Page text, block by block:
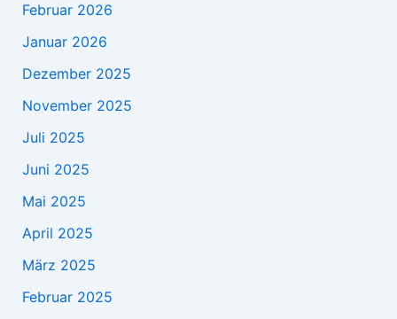
Februar 2026
Januar 2026
Dezember 2025
November 2025
Juli 2025
Juni 2025
Mai 2025
April 2025
März 2025
Februar 2025